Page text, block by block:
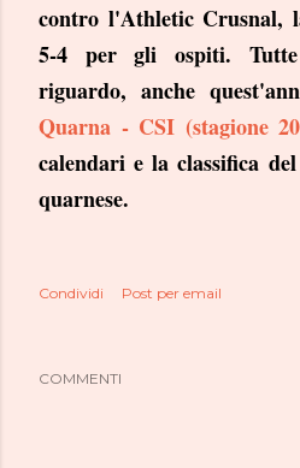
contro l'Athletic Crusnal,
5-4 per gli ospiti.
riguardo, anche
Quarna - CSI (stagione
calendari e la classifica
quarnese.
Condividi Post per email
COMMENTI